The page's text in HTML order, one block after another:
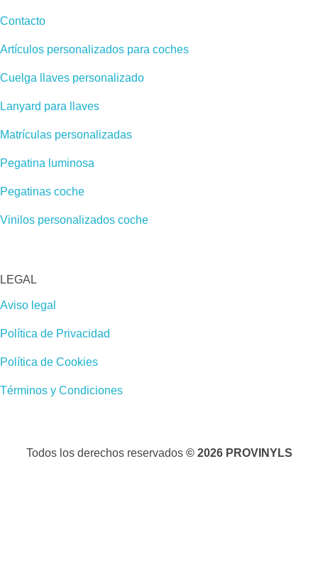
Contacto
Artículos personalizados para coches
Cuelga llaves personalizado
Lanyard para llaves
Matrículas personalizadas
Pegatina luminosa
Pegatinas coche
Vinilos personalizados coche
LEGAL
Aviso legal
Política de Privacidad
Política de Cookies
Términos y Condiciones
Todos los derechos reservados © 2026 PROVINYLS